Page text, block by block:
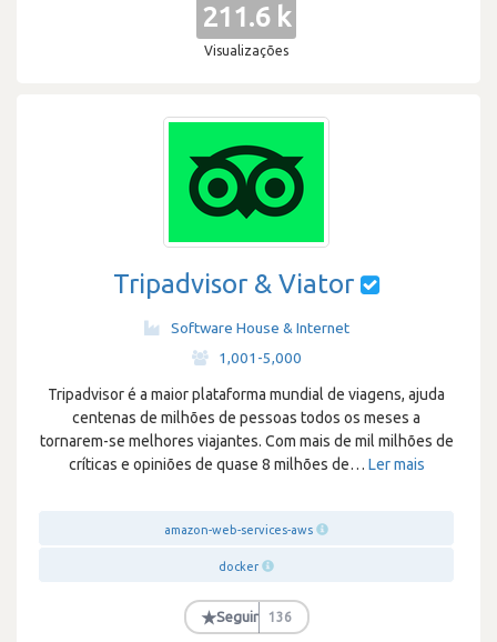
211.6 k
Visualizações
Tripadvisor & Viator
Software House & Internet
1,001-5,000
Tripadvisor é a maior plataforma mundial de viagens, ajuda
centenas de milhões de pessoas todos os meses a
tornarem-se melhores viajantes. Com mais de mil milhões de
críticas e opiniões de quase 8 milhões de… Ler mais
amazon-web-services-aws
docker
★Seguir 136